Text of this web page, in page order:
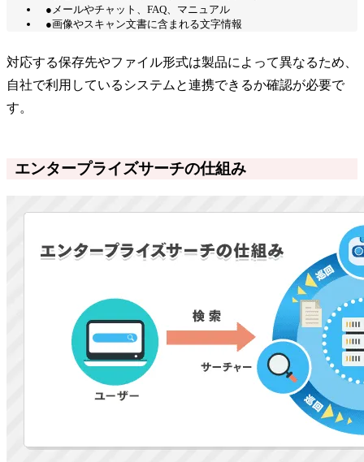
●メールやチャット、FAQ、マニュアル
●画像やスキャン文書に含まれる文字情報
対応する保存先やファイル形式は製品によって異なるため、
自社で利用しているシステムと連携できるか確認が必要で
す。
エンタープライズサーチの仕組み